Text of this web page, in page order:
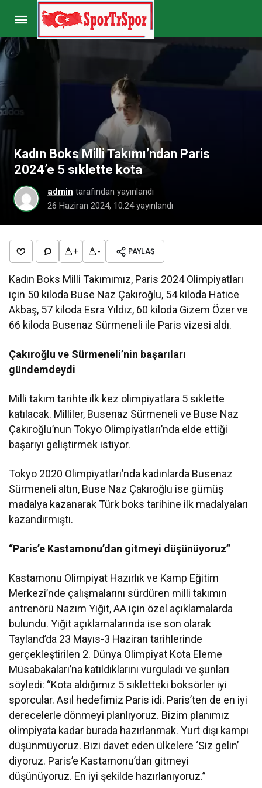
Kadın Boks Milli Takımı’ndan Paris
2024’e 5 sıklette kota
admin tarafından yayınlandı
26 Haziran 2024, 10:24yayınlandı
+ - PAYLAŞ
Kadın Boks Milli Takımımız, Paris 2024 Olimpiyatları
için 50 kiloda Buse Naz Çakıroğlu, 54 kiloda Hatice
Akbaş, 57 kiloda Esra Yıldız, 60 kiloda Gizem Özer ve
66 kiloda Busenaz Sürmeneli ile Paris vizesi aldı.
Çakıroğlu ve Sürmeneli’nin başarıları
gündemdeydi
Milli takım tarihte ilk kez olimpiyatlara 5 sıklette
katılacak. Milliler, Busenaz Sürmeneli ve Buse Naz
Çakıroğlu’nun Tokyo Olimpiyatları’nda elde ettiği
başarıyı geliştirmek istiyor.
Tokyo 2020 Olimpiyatları’nda kadınlarda Busenaz
Sürmeneli altın, Buse Naz Çakıroğlu ise gümüş
madalya kazanarak Türk boks tarihine ilk madalyaları
kazandırmıştı.
“Paris’e Kastamonu’dan gitmeyi düşünüyoruz”
Kastamonu Olimpiyat Hazırlık ve Kamp Eğitim
Merkezi’nde çalışmalarını sürdüren milli takımın
antrenörü Nazım Yiğit, AA için özel açıklamalarda
bulundu. Yiğit açıklamalarında ise son olarak
Tayland’da 23 Mayıs-3 Haziran tarihlerinde
gerçekleştirilen 2. Dünya Olimpiyat Kota Eleme
Müsabakaları’na katıldıklarını vurguladı ve şunları
söyledi: “Kota aldığımız 5 sıkletteki boksörler iyi
sporcular. Asıl hedefimiz Paris idi. Paris’ten de en iyi
derecelerle dönmeyi planlıyoruz. Bizim planımız
olimpiyata kadar burada hazırlanmak. Yurt dışı kampı
düşünmüyoruz. Bizi davet eden ülkelere ‘Siz gelin’
diyoruz. Paris’e Kastamonu’dan gitmeyi
düşünüyoruz. En iyi şekilde hazırlanıyoruz.”
Kadın Boks Milli Takımı’ndan Paris 2024’e 5
sıklette kota
Yorum Yap